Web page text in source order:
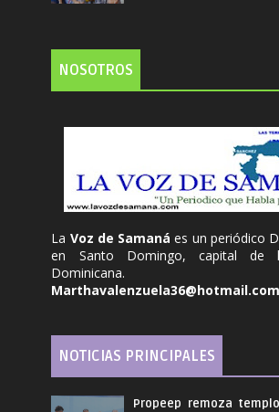
NOSOTROS
La Voz de Samanáes un periódico
en Santo Domingo, capital de
Dominicana.
Marthavalenzuela36@hotmail.com
NOTICIAS PRINCIPALES
Propeep remoza